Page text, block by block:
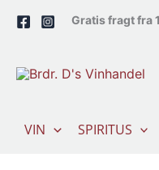
Gratis fragt fra
VIN SPIRITUS